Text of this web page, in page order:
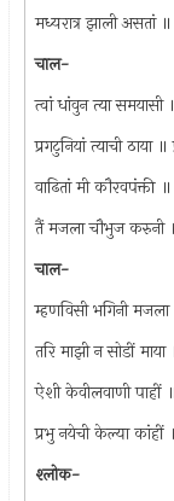
मध्यरात्र झाली
चाल-
त्वां धांवुन त्या
प्रगटुनियां त्याची ठाया
वाढितां मी कौरवपंक्ती
तैं मजला चौभुज करुनी
चाल-
म्हणविसी भगिनी
तरि माझी न सोडीं
ऐशी केवीलवाणी पाहीं ॥
प्रभु नयेची केल्या
श्‍लोक-